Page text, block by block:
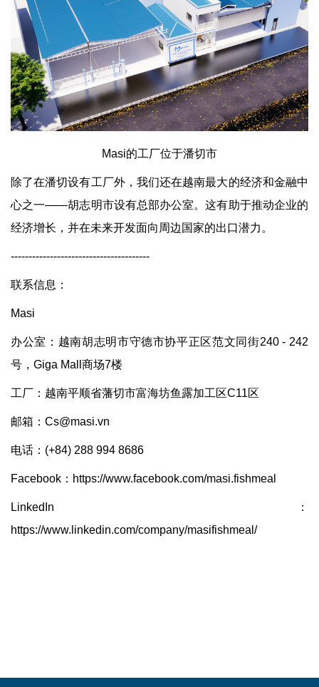
Masi的工厂位于潘切市
除了在潘切设有工厂外，我们还在越南最大的经济和金融中
心之一——胡志明市设有总部办公室。这有助于推动企业的
经济增长，并在未来开发面向周边国家的出口潜力。
---------------------------------------
联系信息：
Masi
办公室：越南胡志明市守德市协平正区范文同街240 - 242
号，Giga Mall商场7楼
工厂：越南平顺省藩切市富海坊鱼露加工区C11区
邮箱：Cs@masi.vn
电话：(+84) 288 994 8686
Facebook： https://www.facebook.com/masi.fishmeal
LinkedIn：
https://www.linkedin.com/company/masifishmeal/